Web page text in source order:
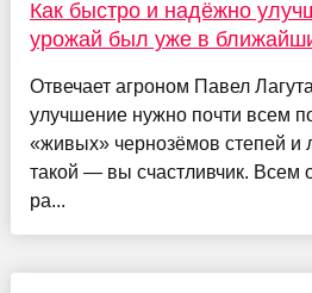
Как быстро и надёжно
урожай был уже в
Отвечает агроном Павел
улучшение нужно почти всем
«живых» чернозёмов степей и
такой — вы счастливчик. Всем
ра...